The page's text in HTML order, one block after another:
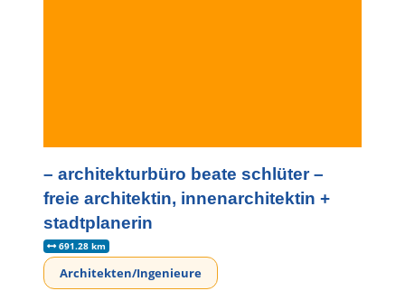
– architekturbüro beate schlüter –
freie architektin, innenarchitektin +
stadtplanerin
691.28 km
Architekten/Ingenieure